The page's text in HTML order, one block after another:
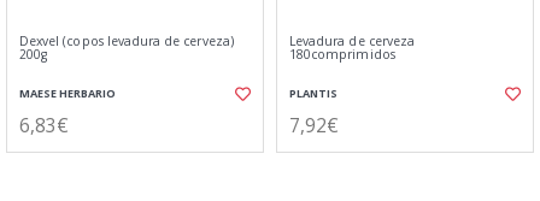
Dexvel (copos levadura de cerveza)
200g
MAESE HERBARIO
6,83€
Levadura de cerveza
180comprimidos
PLANTIS
7,92€